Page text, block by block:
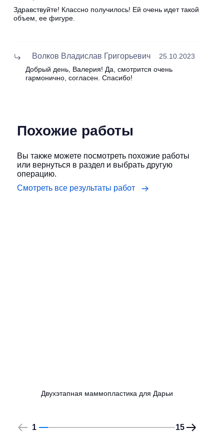
Здравствуйте! Классно получилось! Ей очень идет такой
объем, ее фигуре.
Волков Владислав Григорьевич
25.10.2023
Добрый день, Валерия! Да, смотрится очень
гармонично, согласен. Спасибо!
Похожие работы
Вы также можете посмотреть похожие работы
или вернуться в раздел и выбрать другую
операцию.
Смотреть все результаты работ
Двухэтапная маммопластика для Дарьи
1 15